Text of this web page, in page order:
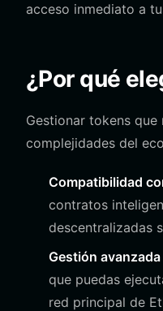
acceso inmediato a
¿Por qué
Gestionar tokens
complejidades del
Compatibilidad
contratos
descentralizadas
Gestión
que puedas
red principal de